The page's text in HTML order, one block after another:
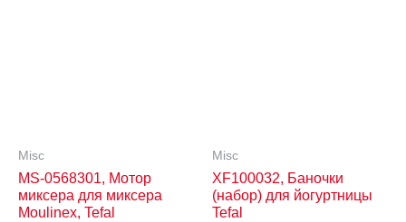
Misc
MS-0568301, Мотор
миксера для миксера
Moulinex, Tefal
Misc
XF100032, Баночки
(набор) для йогуртницы
Tefal